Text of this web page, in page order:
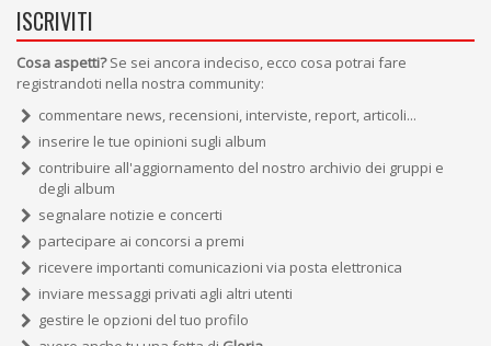
ISCRIVITI
Cosa aspetti?Se sei ancora indeciso, ecco cosa potrai fare
registrandoti nella nostra community:
commentare news, recensioni, interviste, report, articoli...
inserire le tue opinioni sugli album
contribuire all'aggiornamento del nostro archivio dei gruppi e
degli album
segnalare notizie e concerti
partecipare ai concorsi a premi
ricevere importanti comunicazioni via posta elettronica
inviare messaggi privati agli altri utenti
gestire le opzioni del tuo profilo